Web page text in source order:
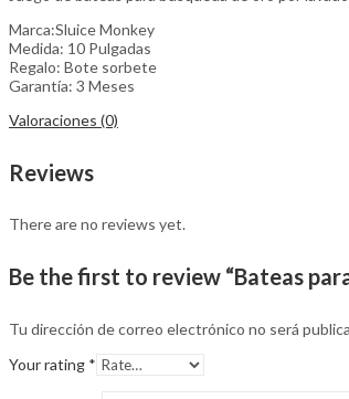
Marca:Sluice Monkey
Medida: 10 Pulgadas
Regalo: Bote sorbete
Garantía: 3 Meses
Valoraciones (0)
Reviews
There are no reviews yet.
Be the first to review “Bateas
Tu dirección de correo electrónico no será
Your rating *